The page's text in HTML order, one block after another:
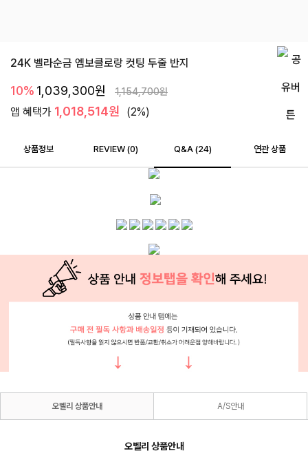
24K 벨라순금 엠보클로랑 컷팅 두줄 반지
10% 1,039,300원 1,154,700원
앱 혜택가 1,018,514원 (2%)
상품정보 REVIEW (0) Q&A (24) 연관 상품
오벨리 상품안내 A/S안내
오벨리 상품안내